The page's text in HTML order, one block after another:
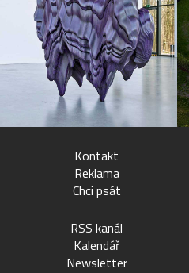
Kontakt
Reklama
Chci psát
RSS kanál
Kalendář
Newsletter